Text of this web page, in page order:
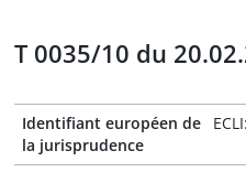
T 0035/10 du
Identifiant européen de
la jurisprudence